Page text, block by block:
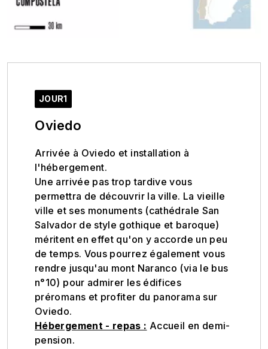
JOUR1
Oviedo
Arrivée à Oviedo et installation à
l'hébergement.
Une arrivée pas trop tardive vous
permettra de découvrir la ville. La vieille
ville et ses monuments (cathédrale San
Salvador de style gothique et baroque)
méritent en effet qu'on y accorde un peu
de temps. Vous pourrez également vous
rendre jusqu'au mont Naranco (via le bus
n°10) pour admirer les édifices
préromans et profiter du panorama sur
Oviedo.
Hébergement - repas : Accueil en demi-
pension.